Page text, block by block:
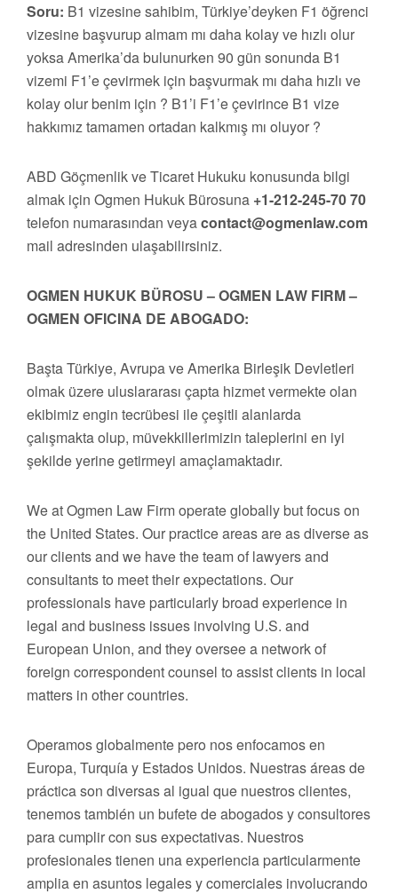
Soru: B1 vizesine sahibim, Türkiye’deyken F1 öğrenci
vizesine başvurup almam mı daha kolay ve hızlı olur
yoksa Amerika’da bulunurken 90 gün sonunda B1
vizemi F1’e çevirmek için başvurmak mı daha hızlı ve
kolay olur benim için ? B1’i F1’e çevirince B1 vize
hakkımız tamamen ortadan kalkmış mı oluyor ?
ABD Göçmenlik ve Ticaret Hukuku konusunda bilgi
almak için Ogmen Hukuk Bürosuna +1-212-245-70 70
telefon numarasından veyacontact@ogmenlaw.com
mail adresinden ulaşabilirsiniz.
OGMEN HUKUK BÜROSU – OGMEN LAW FIRM –
OGMEN OFICINA DE ABOGADO:
Başta Türkiye, Avrupa ve Amerika Birleşik Devletleri
olmak üzere uluslararası çapta hizmet vermekte olan
ekibimiz engin tecrübesi ile çeşitli alanlarda
çalışmakta olup, müvekkillerimizin taleplerini en iyi
şekilde yerine getirmeyi amaçlamaktadır.
We at Ogmen Law Firm operate globally but focus on
the United States. Our practice areas are as diverse as
our clients and we have the team of lawyers and
consultants to meet their expectations. Our
professionals have particularly broad experience in
legal and business issues involving U.S. and
European Union, and they oversee a network of
foreign correspondent counsel to assist clients in local
matters in other countries.
Operamos globalmente pero nos enfocamos en
Europa, Turquía y Estados Unidos. Nuestras áreas de
práctica son diversas al igual que nuestros clientes,
tenemos también un bufete de abogados y consultores
para cumplir con sus expectativas. Nuestros
profesionales tienen una experiencia particularmente
amplia en asuntos legales y comerciales involucrando